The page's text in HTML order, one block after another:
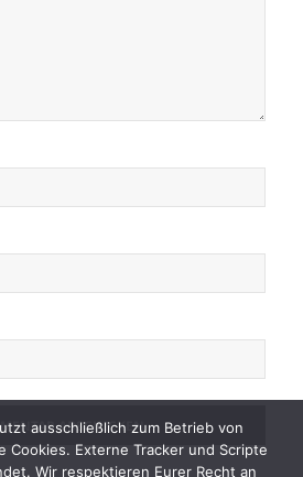
ausschließlich zum Betrieb von
Cookies. Externe Tracker und Scripte
Wir respektieren Eurer Recht an